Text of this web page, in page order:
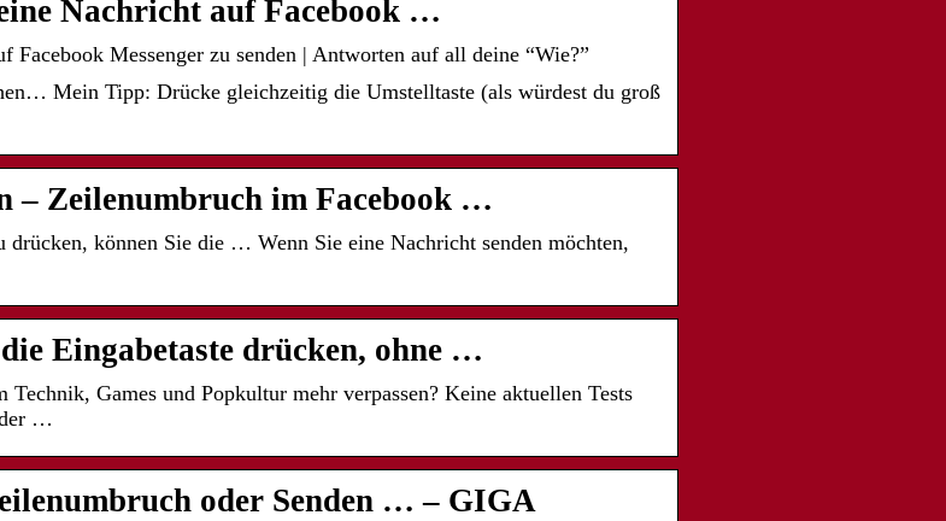
Nachricht auf Facebook …
Facebook Messenger zu senden | Antworten auf all deine “Wie?”
Mein Tipp: Drücke gleichzeitig die Umstelltaste (als würdest du groß
– Zeilenumbruch im Facebook …
drücken, können Sie die … Wenn Sie eine Nachricht senden möchten,
Eingabetaste drücken, ohne …
Games und Popkultur mehr verpassen? Keine aktuellen Tests
…
oder Senden … – GIGA